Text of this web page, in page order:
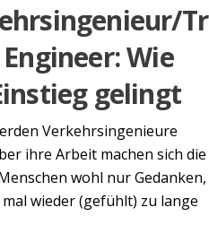
Tr
Wie
gelingt
Verkehrsingenieure
ihre Arbeit machen sich die
wohl nur Gedanken,
wieder (gefühlt) zu lange